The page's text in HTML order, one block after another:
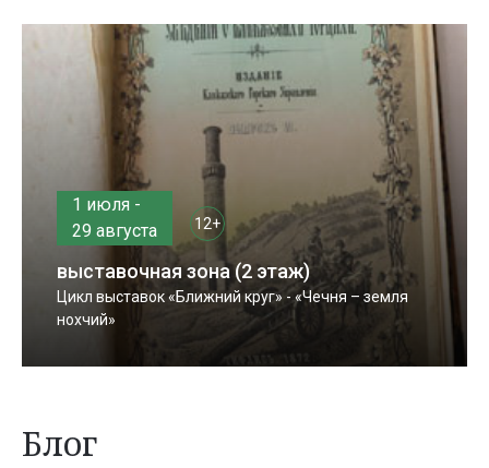
1 июля -
29 августа
12+
выставочная зона (2 этаж)
Цикл выставок «Ближний круг» - «Чечня – земля
нохчий»
Блог